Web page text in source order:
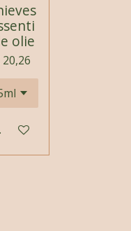
olie
20,26
winkelwagen